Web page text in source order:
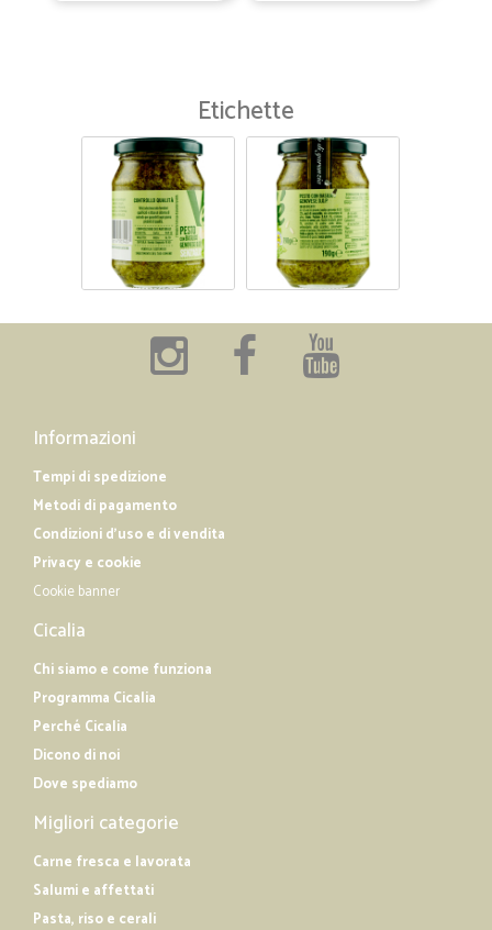
Etichette
Informazioni
Tempi di spedizione
Metodi di pagamento
Condizioni d'uso e di vendita
Privacy e cookie
Cookie banner
Cicalia
Chi siamo e come funziona
Programma Cicalia
Perché Cicalia
Dicono di noi
Dove spediamo
Migliori categorie
Carne fresca e lavorata
Salumi e affettati
Pasta, riso e cerali